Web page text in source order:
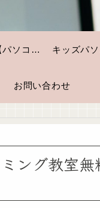
個別レッスン【パソコン・スマホ】 キッズパ
お問い合わせ
ング教室無